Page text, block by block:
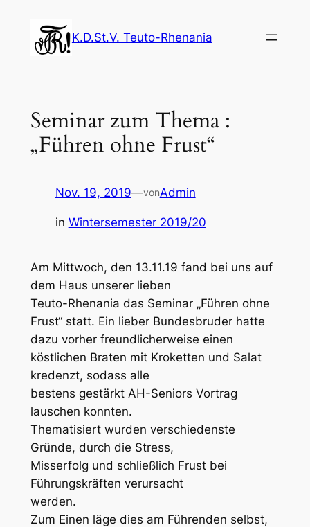
springen
K.D.St.V. Teuto-Rhenania
Seminar zum Thema :
„Führen ohne Frust“
Nov. 19, 2019—vonAdmin
in Wintersemester 2019/20
Am Mittwoch, den 13.11.19 fand bei uns auf
dem Haus unserer lieben
Teuto-Rhenania das Seminar „Führen ohne
Frust“ statt. Ein lieber Bundesbruder hatte
dazu vorher freundlicherweise einen
köstlichen Braten mit Kroketten und Salat
kredenzt, sodass alle
bestens gestärkt AH-Seniors Vortrag
lauschen konnten.
Thematisiert wurden verschiedenste
Gründe, durch die Stress,
Misserfolg und schließlich Frust bei
Führungskräften verursacht
werden.
Zum Einen läge dies am Führenden selbst,